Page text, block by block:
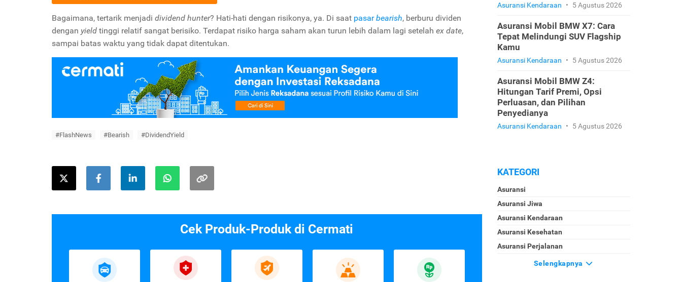
Bagaimana, tertarik menjadi dividend hunter? Hati-hati dengan risikonya, ya. Di saat pasarbearish, berburu dividen
dengan yield tinggi relatif sangat berisiko. Terdapat risiko harga saham akan turun lebih dalam lagi setelah ex date,
sampai batas waktu yang tidak dapat ditentukan.
#FlashNews #Bearish #DividendYield
Cek Produk-Produk di Cermati
Asuransi Kendaraan • 5 Agustus 2026
Asuransi Mobil BMW X7: Cara
Tepat Melindungi SUV Flagship
Kamu
Asuransi Kendaraan • 5 Agustus 2026
Asuransi Mobil BMW Z4:
Hitungan Tarif Premi, Opsi
Perluasan, dan Pilihan
Penyedianya
Asuransi Kendaraan • 5 Agustus 2026
KATEGORI
Asuransi
Asuransi Jiwa
Asuransi Kendaraan
Asuransi Kesehatan
Asuransi Perjalanan
Selengkapnya